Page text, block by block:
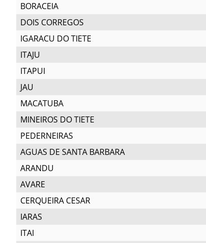
BORACEIA
DOIS CORREGOS
IGARACU DO TIETE
ITAJU
ITAPUI
JAU
MACATUBA
MINEIROS DO TIETE
PEDERNEIRAS
AGUAS DE SANTA BARBARA
ARANDU
AVARE
CERQUEIRA CESAR
IARAS
ITAI